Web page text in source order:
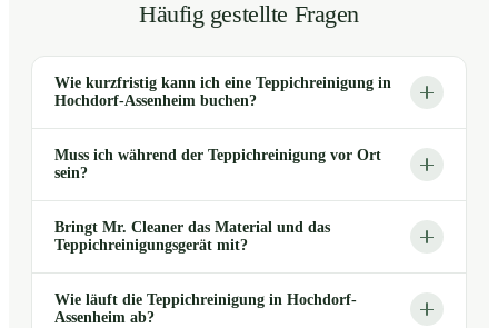
Häufig gestellte Fragen
Wie kurzfristig kann ich eine Teppichreinigung in
Hochdorf-Assenheim buchen?
Muss ich während der Teppichreinigung vor Ort
sein?
Bringt Mr. Cleaner das Material und das
Teppichreinigungsgerät mit?
Wie läuft die Teppichreinigung in Hochdorf-
Assenheim ab?